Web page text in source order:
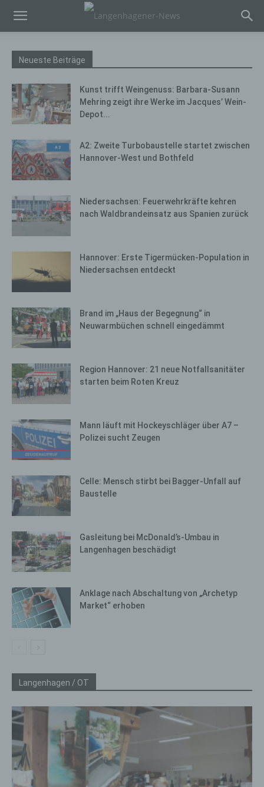
Neueste Beiträge
Kunst trifft Weingenuss: Barbara-Susann
Mehring zeigt ihre Werke im Jacques’ Wein-
Depot...
A2: Zweite Turbobaustelle startet zwischen
Hannover-West und Bothfeld
Niedersachsen: Feuerwehrkräfte kehren
nach Waldbrandeinsatz aus Spanien zurück
Hannover: Erste Tigermücken-Population in
Niedersachsen entdeckt
Brand im „Haus der Begegnung“ in
Neuwarmbüchen schnell eingedämmt
Region Hannover: 21 neue Notfallsanitäter
starten beim Roten Kreuz
Mann läuft mit Hockeyschläger über A7 –
Polizei sucht Zeugen
Celle: Mensch stirbt bei Bagger-Unfall auf
Baustelle
Gasleitung bei McDonald’s-Umbau in
Langenhagen beschädigt
Anklage nach Abschaltung von „Archetyp
Market“ erhoben
Langenhagen / OT